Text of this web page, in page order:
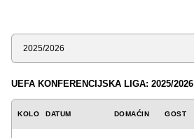
Sezona
UEFA KONFERENCIJSKA LIGA: 2025/2026
KOLO DATUM DOMAĆIN GOST